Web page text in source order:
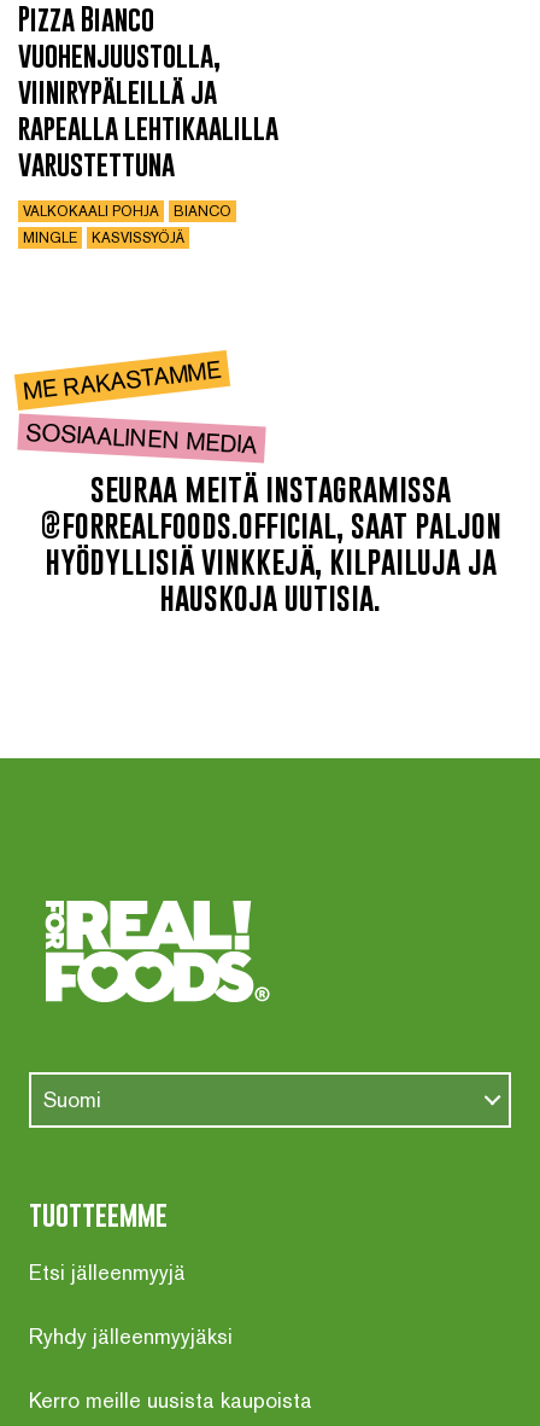
Pizza Bianco
vuohenjuustolla,
viinirypäleillä ja
rapealla lehtikaalilla
varustettuna
VALKOKAALI POHJA
BIANCO
MINGLE
KASVISSYÖJÄ
ME RAKASTAMME
SOSIAALINEN MEDIA
seuraa meitä instagramissa
@forrealfoods.official, saat paljon
hyödyllisiä vinkkejä, kilpailuja ja
hauskoja uutisia.
Suomi
tuotteemme
Etsi jälleenmyyjä
Ryhdy jälleenmyyjäksi
Kerro meille uusista kaupoista